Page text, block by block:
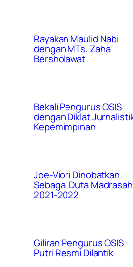
Rayakan Maulid Nabi
dengan MTs. Zaha
Bersholawat
Bekali Pengurus OSIS
dengan Diklat
Kepemimpinan
Joe-Viori Dinobatkan
Sebagai Duta Madrasah
2021-2022
Giliran Pengurus OSIS
Putri Resmi Dilantik